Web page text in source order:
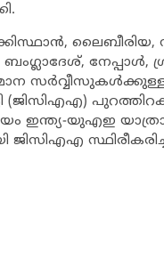
ബംഗ്ലാദേശ്,
(ജിസിഎഎ)
ഇന്ത്യ-യുഎഇ യാത്രാ
ജിസിഎഎ